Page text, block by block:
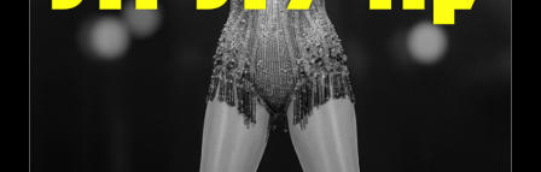
https://open.spotify.com/episode/1doh11Va22FxX5VYRHT4JG
https://achotihayafa.com/episodes/0118-pride-the-inner-
journey-to-coming-out-part-1/- הפרק בו צחי סיפר על הזוגיות עם
https://open.spotify.com/episode/1nt4ZVvAJeNT55RUXfkBwV
https://achotihayafa.com/episodes/0210-regret-anxiety-